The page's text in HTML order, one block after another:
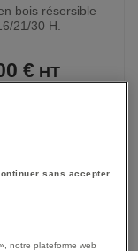
bois résersible
21/30 H.
€
VOIR
sans accepter
notre plateforme web